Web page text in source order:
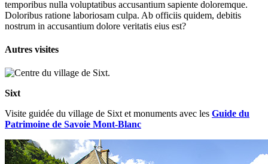
temporibus nulla voluptatibus accusantium sapiente doloremque.
Doloribus ratione laboriosam culpa. Ab officiis quidem, debitis
nostrum in accusantium dolore veritatis eius est?
Autres visites
Sixt
Visite guidée du village de Sixt et monuments avec les Guide du
Patrimoine de Savoie Mont-Blanc